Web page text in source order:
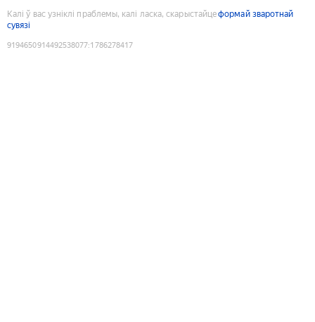
Калі ў вас узніклі праблемы, калі ласка, скарыстайцеформай зваротнай
сувязі
9194650914492538077:1786278417